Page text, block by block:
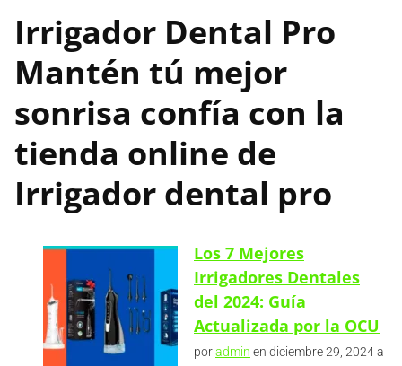
Irrigador Dental Pro
Mantén tú mejor
sonrisa confía con la
tienda online de
Irrigador dental pro
Los 7 Mejores
Irrigadores Dentales
del 2024: Guía
Actualizada por la OCU
poradmin en diciembre 29, 2024 a